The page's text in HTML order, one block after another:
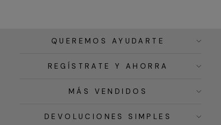
QUEREMOS AYUDARTE
REGÍSTRATE Y AHORRA
MÁS VENDIDOS
DEVOLUCIONES SIMPLES